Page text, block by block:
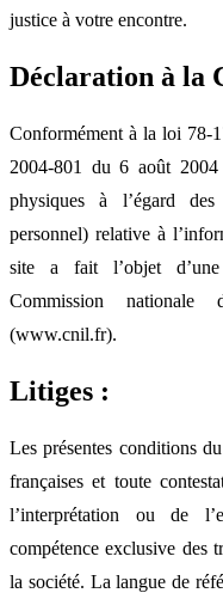
justice à votre encontre.
Déclaration à la
Conformément à la loi 78-
2004-801 du 6 août
physiques à l’égard
personnel) relative à
site a fait l’objet
Commission
(www.cnil.fr).
Litiges :
Les présentes conditions
françaises et toute
l’interprétation ou de
compétence exclusive des
la société. La langue de